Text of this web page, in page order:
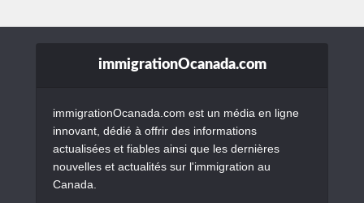
immigrationOcanada.com
immigrationOcanada.com est un média en ligne
innovant, dédié à offrir des informations
actualisées et fiables ainsi que les dernières
nouvelles et actualités sur l'immigration au
Canada.